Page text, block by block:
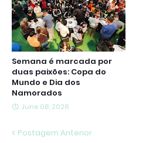
Semana é marcada por
duas paixões: Copa do
Mundo e Dia dos
Namorados
June 08, 2026
Postagem Anterior